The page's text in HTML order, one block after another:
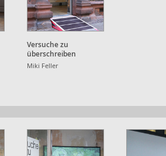
Versuche zu
überschreiben
Miki Feller